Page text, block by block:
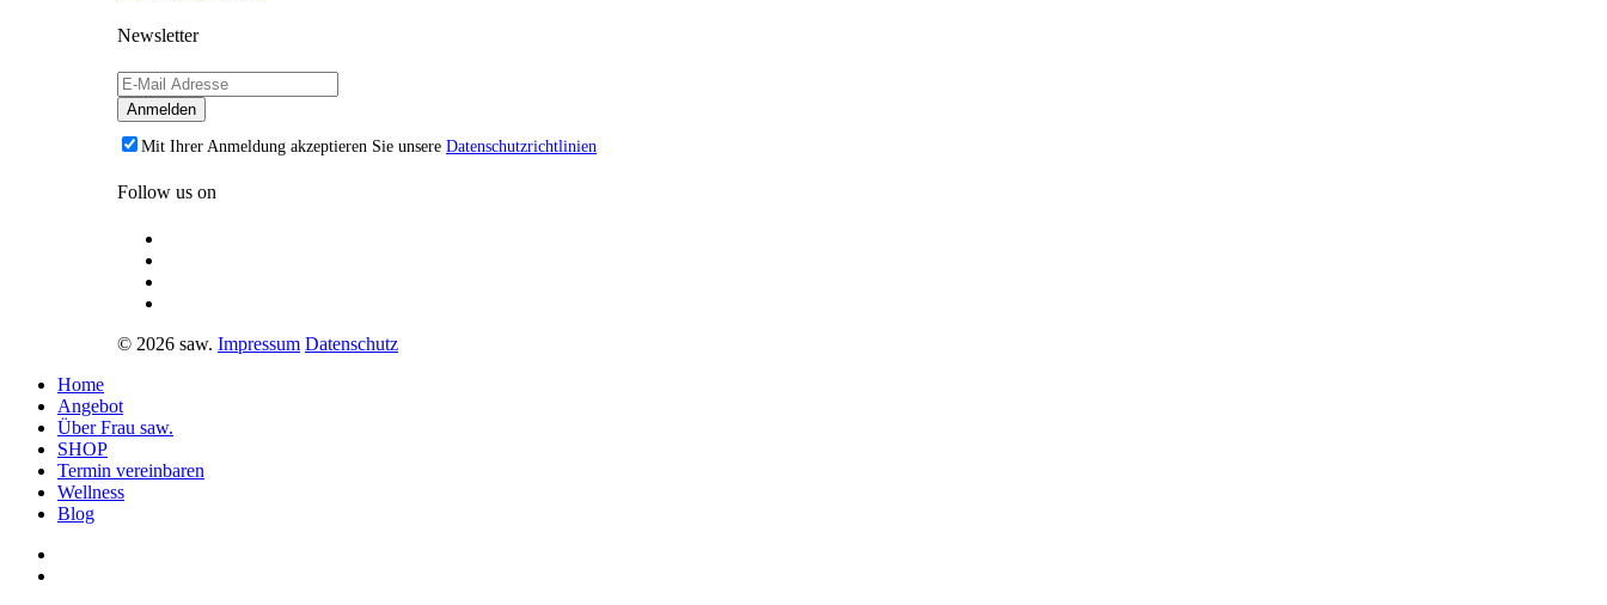
Newsletter
Mit Ihrer Anmeldung akzeptieren Sie unsere Datenschutzrichtlinien
Follow us on
© 2026 saw. Impressum Datenschutz
Home
Angebot
Über Frau saw.
SHOP
Termin vereinbaren
Wellness
Blog